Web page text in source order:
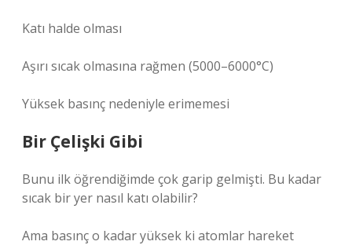
Katı halde olması
Aşırı sıcak olmasına rağmen (5000–6000°C)
Yüksek basınç nedeniyle erimemesi
Bir Çelişki Gibi
Bunu ilk öğrendiğimde çok garip gelmişti. Bu kadar
sıcak bir yer nasıl katı olabilir?
Ama basınç o kadar yüksek ki atomlar hareket